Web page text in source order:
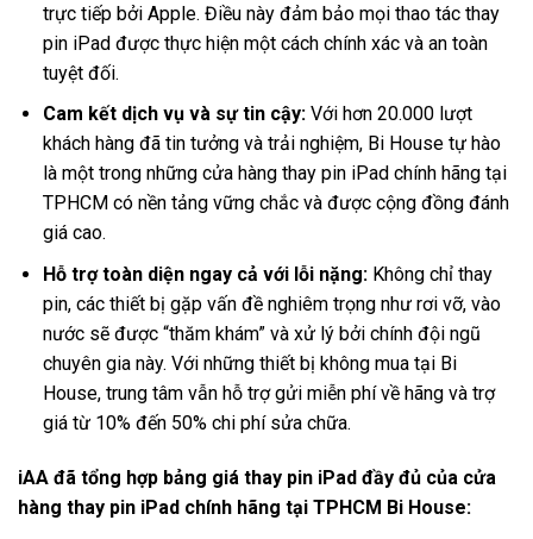
trực tiếp bởi Apple. Điều này đảm bảo mọi thao tác thay
pin iPad được thực hiện một cách chính xác và an toàn
tuyệt đối.
Cam kết dịch vụ và sự tin cậy: Với hơn 20.000 lượt
khách hàng đã tin tưởng và trải nghiệm, Bi House tự hào
là một trong những cửa hàng thay pin iPad chính hãng tại
TPHCM có nền tảng vững chắc và được cộng đồng đánh
giá cao.
Hỗ trợ toàn diện ngay cả với lỗi nặng: Không chỉ thay
pin, các thiết bị gặp vấn đề nghiêm trọng như rơi vỡ, vào
nước sẽ được “thăm khám” và xử lý bởi chính đội ngũ
chuyên gia này. Với những thiết bị không mua tại Bi
House, trung tâm vẫn hỗ trợ gửi miễn phí về hãng và trợ
giá từ 10% đến 50% chi phí sửa chữa.
iAA đã tổng hợp bảng giá thay pin iPad đầy đủ của cửa
hàng thay pin iPad chính hãng tại TPHCM Bi House: